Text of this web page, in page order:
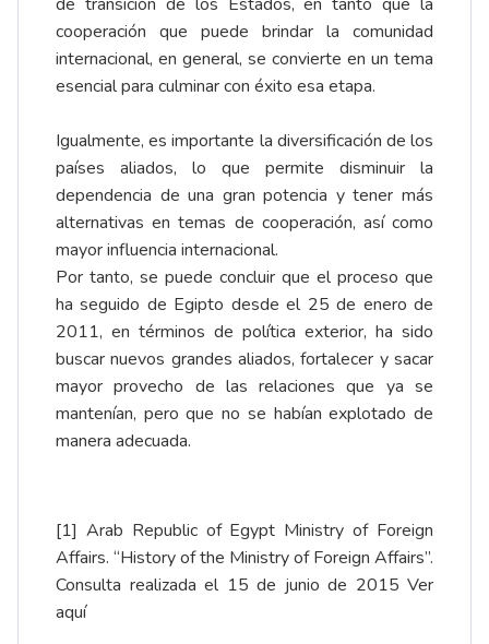
cooperación que puede brindar la comunidad
internacional, en general, se convierte en un tema
esencial para culminar con éxito esa etapa.
Igualmente, es importante la diversificación de los
países aliados, lo que permite disminuir la
dependencia de una gran potencia y tener más
alternativas en temas de cooperación, así como
mayor influencia internacional.
Por tanto, se puede concluir que el proceso que
ha seguido de Egipto desde el 25 de enero de
2011, en términos de política exterior, ha sido
buscar nuevos grandes aliados, fortalecer y sacar
mayor provecho de las relaciones que ya se
mantenían, pero que no se habían explotado de
manera adecuada.
[1] Arab Republic of Egypt Ministry of Foreign
Affairs. “History of the Ministry of Foreign Affairs”.
Consulta realizada el 15 de junio de 2015 Ver
aquí